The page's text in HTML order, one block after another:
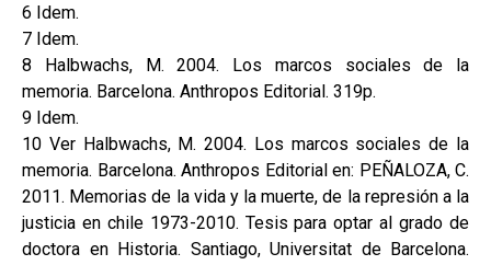
6 Idem.
7 Idem.
8 Halbwachs, M. 2004. Los marcos sociales de la
memoria. Barcelona. Anthropos Editorial. 319p.
9 Idem.
10 Ver Halbwachs, M. 2004. Los marcos sociales de la
memoria. Barcelona. Anthropos Editorial en: PEÑALOZA, C.
2011. Memorias de la vida y la muerte, de la represión a la
justicia en chile 1973-2010. Tesis para optar al grado de
doctora en Historia. Santiago, Universitat de Barcelona.